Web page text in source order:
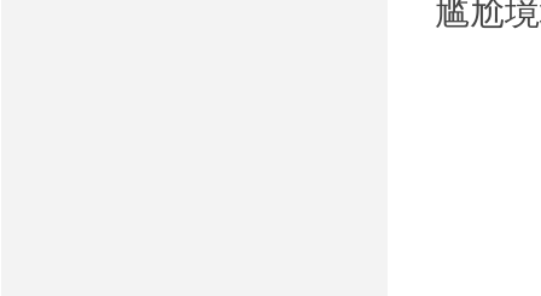
尴尬